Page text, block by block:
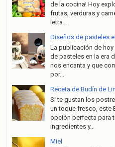
de la cocina! Hoy
frutas, verduras y
letra...
Diseños de pasteles
La publicación de
de pasteles en la era
nos encanta y que
por...
Receta de Budín de
Si te gustan los
un toque fresco, este
opción perfecta para
ingredientes y...
Miel